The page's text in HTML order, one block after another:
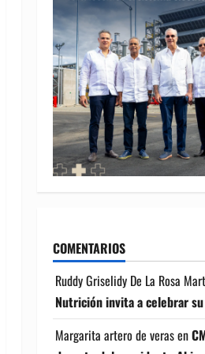
COMENTARIOS
Ruddy Griselidy De La Rosa
Nutrición invita a celebrar
Margarita artero de verasen